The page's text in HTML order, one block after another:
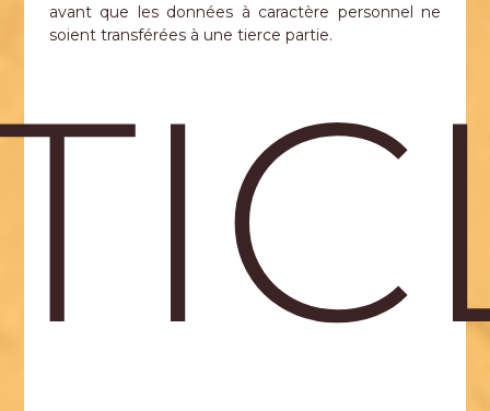
avant que les données à caractère personnel ne
soient transférées à une tierce partie.